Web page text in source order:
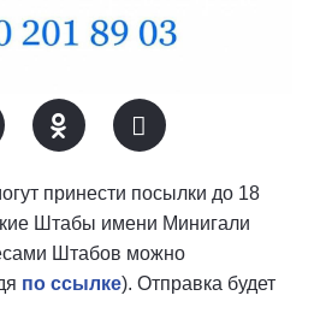
принести посылки до 18
Штабы имени Минигали
Штабов можно
по ссылке). Отправка будет